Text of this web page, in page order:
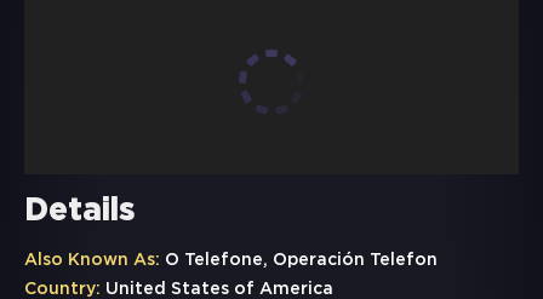
Details
Also Known As: O Telefone, Operación Telefon
Country: United States of America